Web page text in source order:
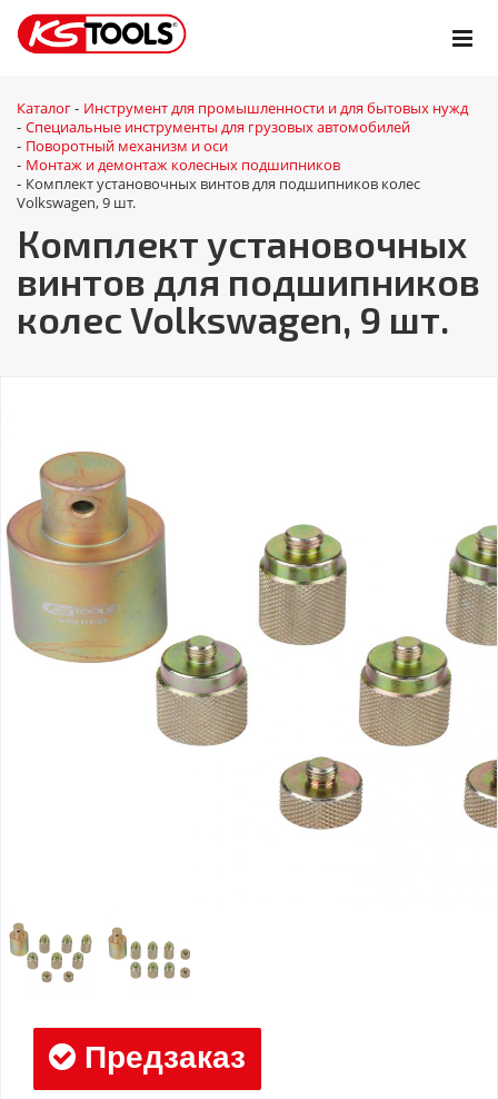
Каталог - Инструмент для промышленности и для бытовых нужд
- Специальные инструменты для грузовых автомобилей
- Поворотный механизм и оси
- Монтаж и демонтаж колесных подшипников
- Комплект установочных винтов для подшипников колес
Volkswagen, 9 шт.
Комплект установочных
винтов для подшипников
колес Volkswagen, 9 шт.
Предзаказ